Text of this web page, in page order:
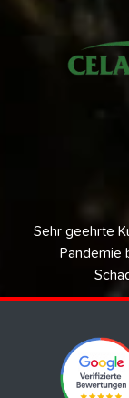
Sehr geehrte
Pandemie